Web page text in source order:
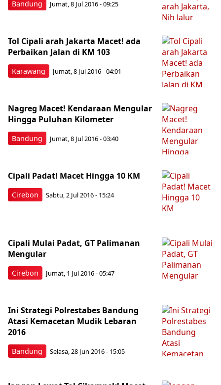
Bandung Jumat, 8 Jul 2016 - 09:25
Karawang
Tol Cipali arah Jakarta Macet! ada
Perbaikan Jalan di KM 103
Jumat, 8 Jul 2016 - 04:01
Bandung
Nagreg Macet! Kendaraan Mengular
Hingga Puluhan Kilometer
Jumat, 8 Jul 2016 - 03:40
Cirebon
Cipali Padat! Macet Hingga 10 KM
Sabtu, 2 Jul 2016 - 15:24
Cirebon
Cipali Mulai Padat, GT Palimanan
Mengular
Jumat, 1 Jul 2016 - 05:47
Bandung
Ini Strategi Polrestabes Bandung
Atasi Kemacetan Mudik Lebaran
2016
Selasa, 28 Jun 2016 - 15:05